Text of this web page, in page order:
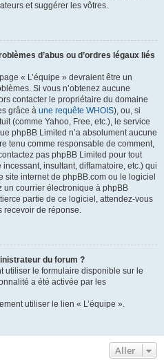
et suggérer les vôtres.
d’abus ou d’ordres légaux liés
« L’équipe » devraient être un
Si vous n’obtenez aucune
contacter le propriétaire du domaine
grâce à une requête WHOIS), ou, si
(comme Yahoo, Free, etc.), le service
phpBB Limited n’a absolument aucune
tenu comme responsable de comment,
pas phpBB Limited pour tout
insultant, diffamatoire, etc.) qui
internet de phpBB.com ou le logiciel
un courrier électronique à phpBB
partie de ce logiciel, attendez-vous
recevoir de réponse.
du forum ?
utiliser le formulaire disponible sur le
a été activée par les
utiliser le lien « L’équipe ».
Aller